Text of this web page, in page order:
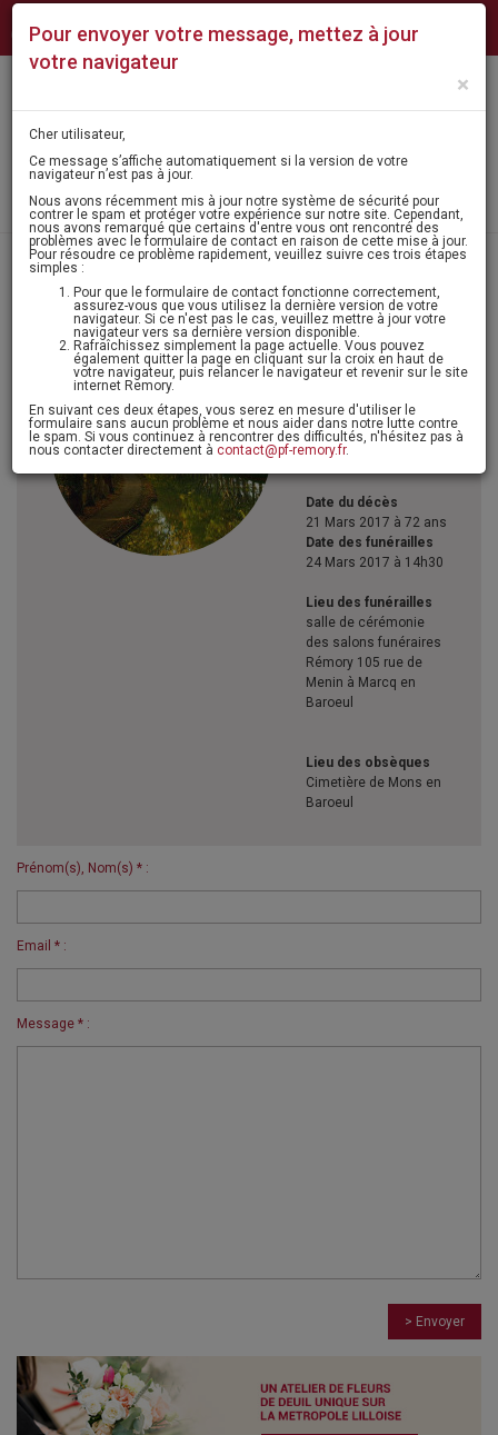
NUMÉROS
D'URGENCE
NOS
AGENCES
CONTACT
QUI
SOMMES-
MENU
Laisser un message
Accueil> Avis de décès - condoléances
boulogne
Agenda
Marie-Claude
BOULOGNE
Date du décès
21 Mars 2017 à 72 ans
Date des funérailles
24 Mars 2017 à 14h30
Lieu des funérailles
salle de cérémonie
des salons funéraires
Rémory 105 rue de
Menin à Marcq en
Baroeul
Lieu des obsèques
Cimetière de Mons en
Baroeul
Prénom(s), Nom(s) * :
Email * :
Message * :
> Envoyer
Pour envoyer votre message, mettez à jour
votre navigateur
×
Cher utilisateur,
Ce message s’affiche automatiquement si la version de votre
navigateur n’est pas à jour.
Nous avons récemment mis à jour notre système de sécurité pour
contrer le spam et protéger votre expérience sur notre site. Cependant,
nous avons remarqué que certains d'entre vous ont rencontré des
problèmes avec le formulaire de contact en raison de cette mise à jour.
Pour résoudre ce problème rapidement, veuillez suivre ces trois étapes
simples :
Pour que le formulaire de contact fonctionne correctement,
assurez-vous que vous utilisez la dernière version de votre
navigateur. Si ce n'est pas le cas, veuillez mettre à jour votre
navigateur vers sa dernière version disponible.
Rafraîchissez simplement la page actuelle. Vous pouvez
également quitter la page en cliquant sur la croix en haut de
votre navigateur, puis relancer le navigateur et revenir sur le site
internet Remory.
En suivant ces deux étapes, vous serez en mesure d'utiliser le
formulaire sans aucun problème et nous aider dans notre lutte contre
le spam. Si vous continuez à rencontrer des difficultés, n'hésitez pas à
nous contacter directement à contact@pf-remory.fr.